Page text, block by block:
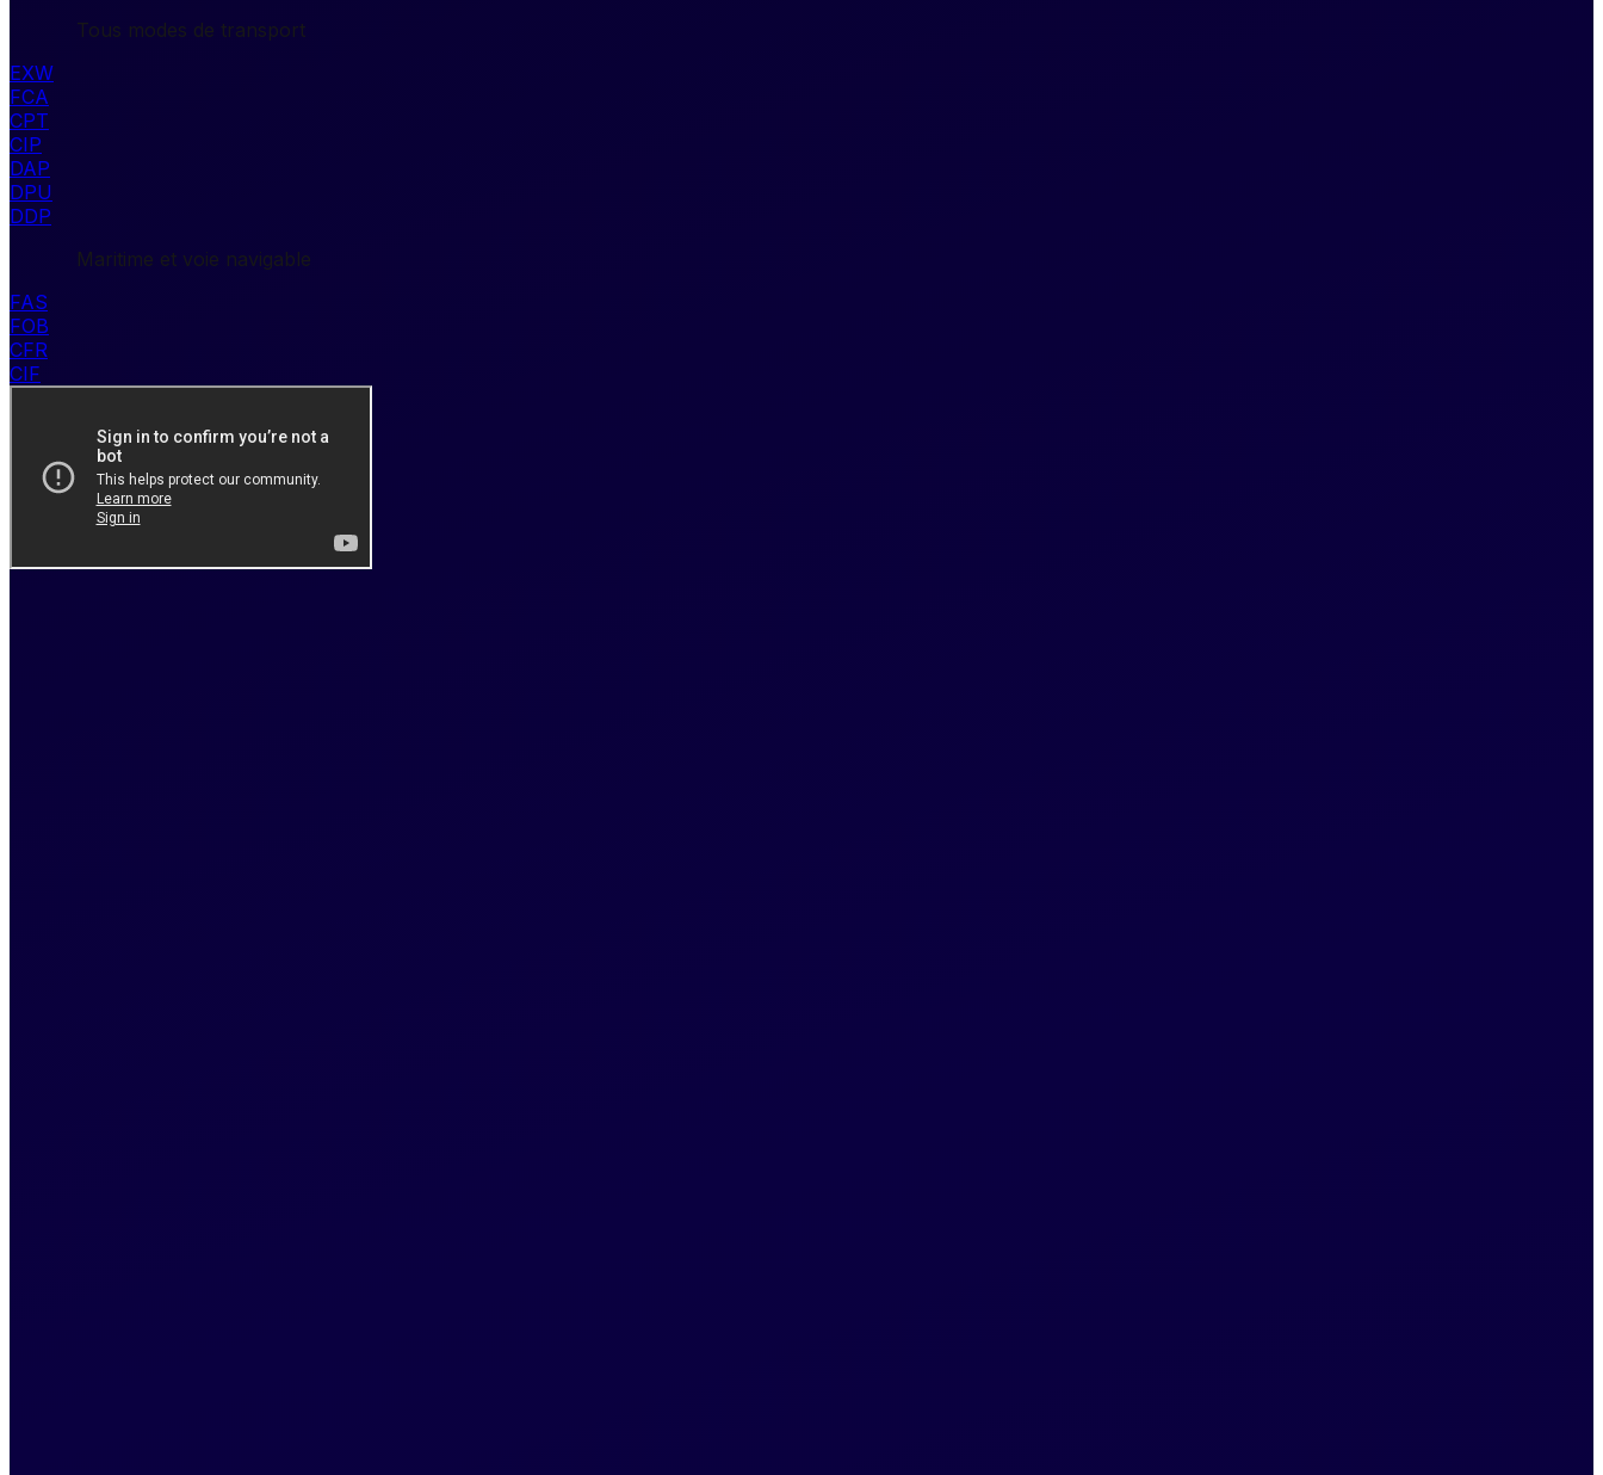
Tous modes de transport
EXW
FCA
CPT
CIP
DAP
DPU
DDP
Maritime et voie navigable
FAS
FOB
CFR
CIF